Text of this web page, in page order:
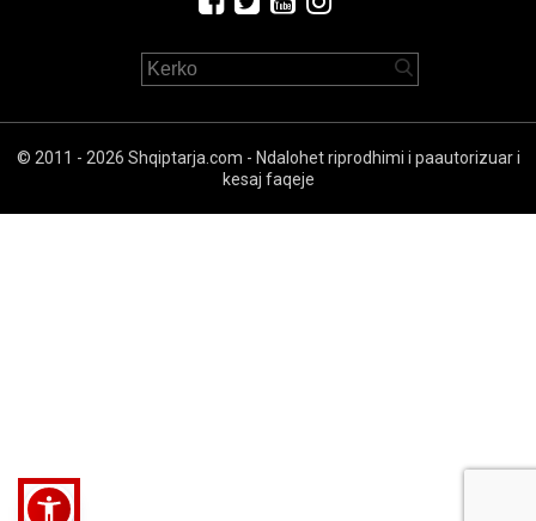
© 2011 - 2026 Shqiptarja.com - Ndalohet riprodhimi i paautorizuar i
kesaj faqeje